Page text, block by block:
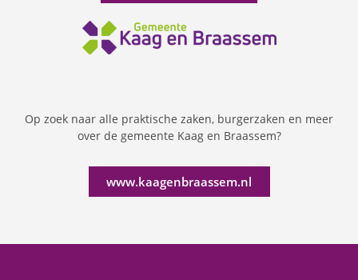
Op zoek naar alle praktische zaken, burgerzaken en meer
over de gemeente Kaag en Braassem?
www.kaagenbraassem.nl